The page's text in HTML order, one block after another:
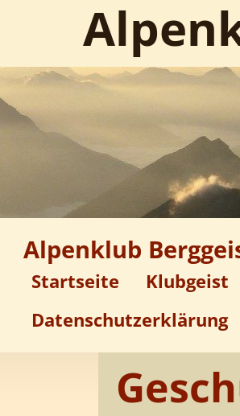
Alpenklub
Startseite Klubgeist
Datenschutzerklärung